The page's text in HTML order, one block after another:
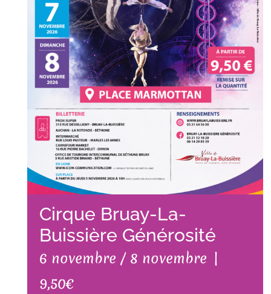
Cirque Bruay-La-
Buissière Générosité
6 novembre / 8 novembre |
9,50€